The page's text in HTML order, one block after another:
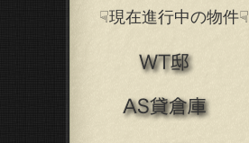
☟現在進行中の物件☟